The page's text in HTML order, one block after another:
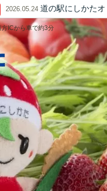
2026.05.24 道の駅にしかた
ICから車で約3分